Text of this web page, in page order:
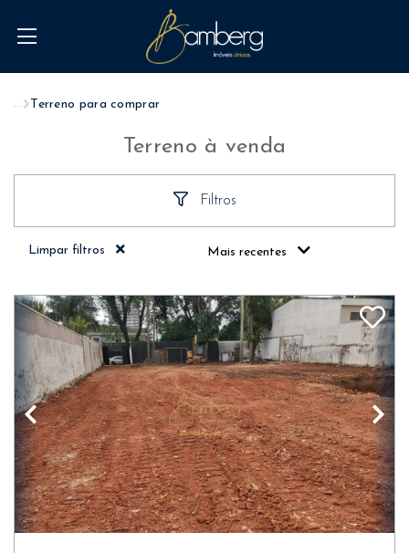
... Terreno para comprar
Terreno à venda
Filtros
Limpar filtros Mais recentes